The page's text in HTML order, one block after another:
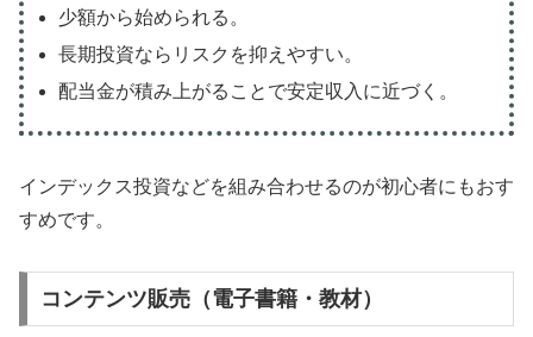
少額から始められる。
長期投資ならリスクを抑えやすい。
配当金が積み上がることで安定収入に近づく。
インデックス投資などを組み合わせるのが初心者にもおす
すめです。
コンテンツ販売（電子書籍・教材）